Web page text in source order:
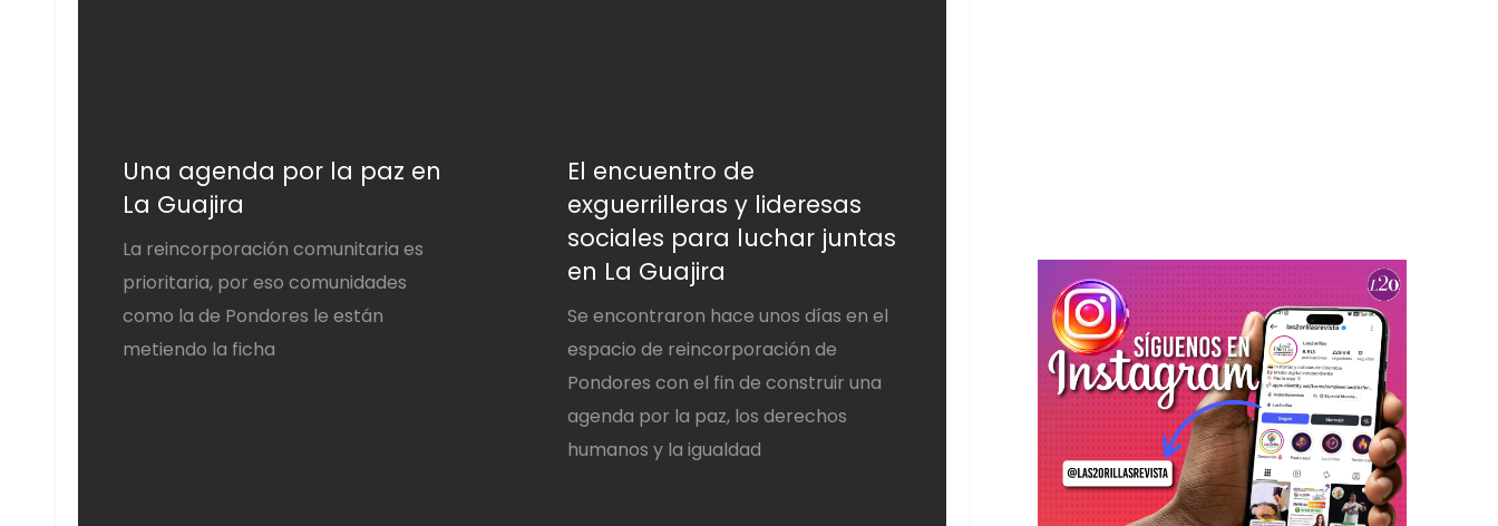
Una agenda por la paz en
La Guajira
La reincorporación comunitaria es
prioritaria, por eso comunidades
como la de Pondores le están
metiendo la ficha
El encuentro de
exguerrilleras y lideresas
sociales para luchar juntas
en La Guajira
Se encontraron hace unos días en el
espacio de reincorporación de
Pondores con el fin de construir una
agenda por la paz, los derechos
humanos y la igualdad